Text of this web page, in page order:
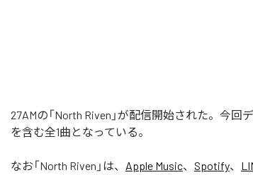
27AMの「North Riven」が配信開始された。今回
を含む全1曲となっている。
なお「North Riven 」は、 Apple Music、 Spotify、